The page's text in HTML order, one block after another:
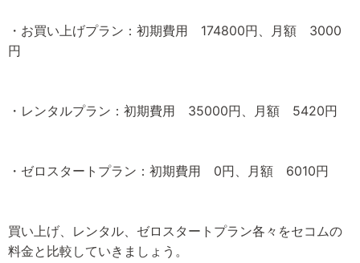
・お買い上げプラン：初期費用 174800円、月額 3000
円
・レンタルプラン：初期費用 35000円、月額 5420円
・ゼロスタートプラン：初期費用 0円、月額 6010円
買い上げ、レンタル、ゼロスタートプラン各々をセコムの
料金と比較していきましょう。